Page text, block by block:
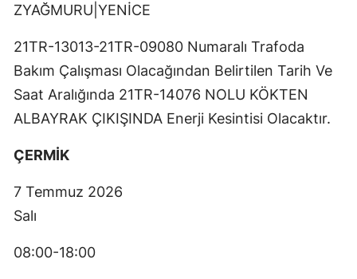
ZYAĞMURU|YENİCE
21TR-13013-21TR-09080 Numaralı Trafoda
Bakım Çalışması Olacağından Belirtilen Tarih Ve
Saat Aralığında 21TR-14076 NOLU KÖKTEN
ALBAYRAK ÇIKIŞINDA Enerji Kesintisi Olacaktır.
ÇERMİK
7 Temmuz 2026
Salı
08:00-18:00